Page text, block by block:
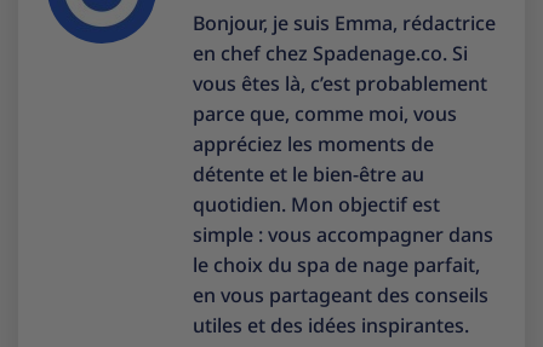
Bonjour, je suis Emma, rédactrice
en chef chez Spadenage.co. Si
vous êtes là, c’est probablement
parce que, comme moi, vous
appréciez les moments de
détente et le bien-être au
quotidien. Mon objectif est
simple : vous accompagner dans
le choix du spa de nage parfait,
en vous partageant des conseils
utiles et des idées inspirantes.